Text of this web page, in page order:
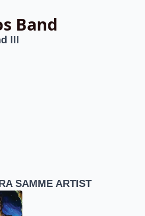
Band
III
SAMME ARTIST